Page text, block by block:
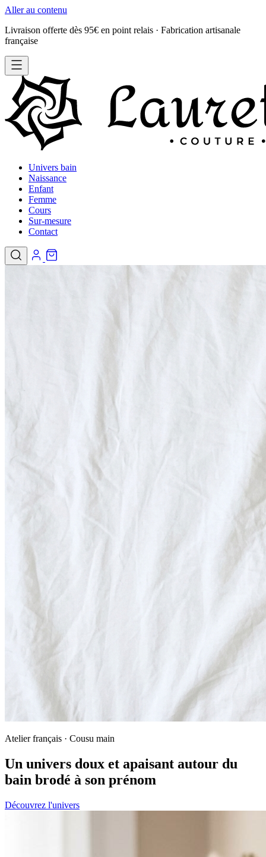
Aller au contenu
Livraison offerte dès 95€ en point relais · Fabrication artisanale
française
Univers bain
Naissance
Enfant
Femme
Cours
Sur-mesure
Contact
Atelier français · Cousu main
Un univers doux et apaisant autour du
bain brodé à son prénom
Découvrez l'univers